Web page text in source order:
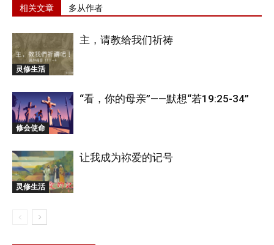
相关文章 多从作者
灵修生活
主，请教给我们祈祷
修会使命
“看，你的母亲”——默想“若19:25-34”
灵修生活
让我成为祢爱的记号